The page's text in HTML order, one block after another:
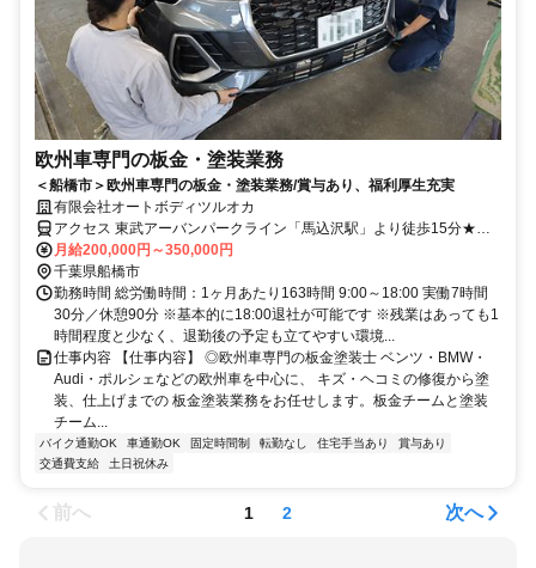
欧州車専門の板金・塗装業務
＜船橋市＞欧州車専門の板金・塗装業務/賞与あり、福利厚生充実
有限会社オートボディツルオカ
アクセス 東武アーバンパークライン「馬込沢駅」より徒歩15分★
車・バイク通勤OK
月給200,000円～350,000円
千葉県船橋市
勤務時間 総労働時間：1ヶ月あたり163時間 9:00～18:00 実働7時間
30分／休憩90分 ※基本的に18:00退社が可能です ※残業はあっても1
時間程度と少なく、退勤後の予定も立てやすい環境...
仕事内容 【仕事内容】 ◎欧州車専門の板金塗装士 ベンツ・BMW・
Audi・ポルシェなどの欧州車を中心に、 キズ・ヘコミの修復から塗
装、仕上げまでの 板金塗装業務をお任せします。板金チームと塗装
チーム...
バイク通勤OK 車通勤OK 固定時間制 転勤なし 住宅手当あり
賞与あり
交通費支給
土日祝休み
前へ 1 2 次へ